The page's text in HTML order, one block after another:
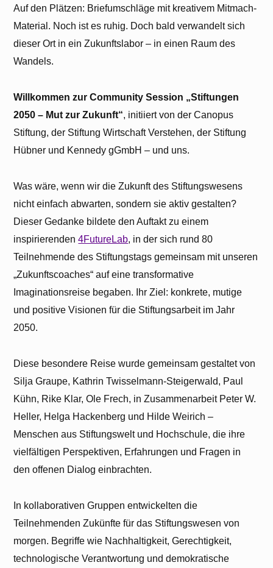
Auf den Plätzen: Briefumschläge mit kreativem Mitmach-
Material. Noch ist es ruhig. Doch bald verwandelt sich
dieser Ort in ein Zukunftslabor – in einen Raum des
Wandels.
Willkommen zur Community Session „Stiftungen
2050 – Mut zur Zukunft“, initiiert von der Canopus
Stiftung, der Stiftung Wirtschaft Verstehen, der Stiftung
Hübner und Kennedy gGmbH – und uns.
Was wäre, wenn wir die Zukunft des Stiftungswesens
nicht einfach abwarten, sondern sie aktiv gestalten?
Dieser Gedanke bildete den Auftakt zu einem
inspirierenden4FutureLab, in der sich rund 80
Teilnehmende des Stiftungstags gemeinsam mit unseren
„Zukunftscoaches“ auf eine transformative
Imaginationsreise begaben. Ihr Ziel: konkrete, mutige
und positive Visionen für die Stiftungsarbeit im Jahr
2050.
Diese besondere Reise wurde gemeinsam gestaltet von
Silja Graupe, Kathrin Twisselmann-Steigerwald, Paul
Kühn, Rike Klar, Ole Frech, in Zusammenarbeit Peter W.
Heller, Helga Hackenberg und Hilde Weirich –
Menschen aus Stiftungswelt und Hochschule, die ihre
vielfältigen Perspektiven, Erfahrungen und Fragen in
den offenen Dialog einbrachten.
In kollaborativen Gruppen entwickelten die
Teilnehmenden Zukünfte für das Stiftungswesen von
morgen. Begriffe wie Nachhaltigkeit, Gerechtigkeit,
technologische Verantwortung und demokratische